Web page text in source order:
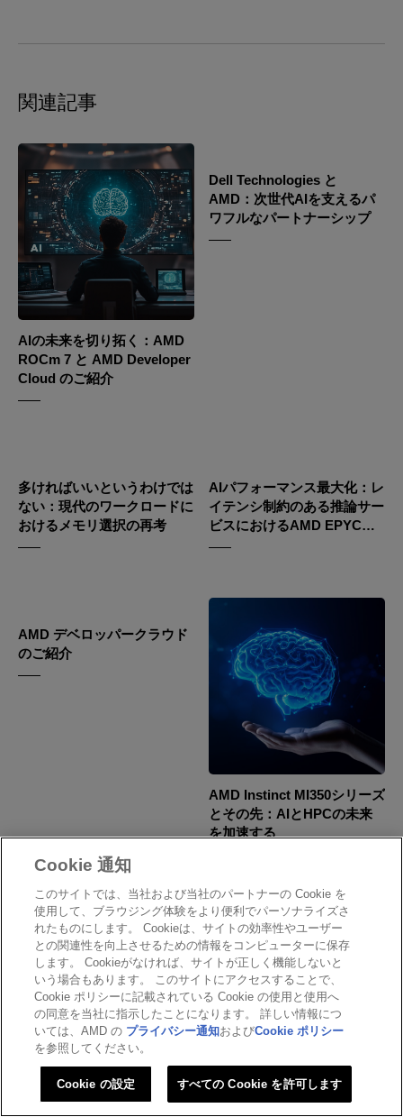
関連記事
AIの未来を切り拓く：AMD
ROCm 7 と AMD Developer
Cloud のご紹介
Dell Technologies と
AMD：次世代AIを支えるパ
ワフルなパートナーシップ
多ければいいというわけでは
ない：現代のワークロードに
おけるメモリ選択の再考
AIパフォーマンス最大化：レ
イテンシ制約のある推論サー
ビスにおけるAMD EPYC
9575F CPUの役割
AMD デベロッパークラウド
のご紹介
AMD Instinct MI350シリーズ
とその先：AIとHPCの未来
を加速する
Cookie 通知
このサイトでは、当社および当社のパートナーの Cookie を
使用して、ブラウジング体験をより便利でパーソナライズさ
れたものにします。 Cookieは、サイトの効率性やユーザー
との関連性を向上させるための情報をコンピューターに保存
します。 Cookieがなければ、サイトが正しく機能しないと
いう場合もあります。 このサイトにアクセスすることで、
Cookie ポリシーに記載されている Cookie の使用と使用へ
の同意を当社に指示したことになります。 詳しい情報につ
いては、AMD の プライバシー通知およびCookie ポリシー
を参照してください。
Cookie の設定 すべての Cookie を許可します